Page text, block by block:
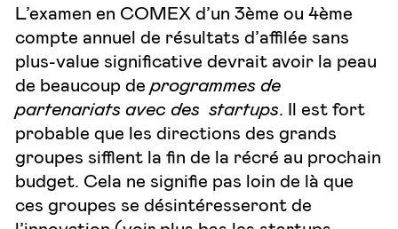
L’examen en COMEX d’un 3ème ou 4ème
compte annuel de résultats d’affilée sans
plus-value significative devrait avoir la peau
de beaucoup de programmes de
partenariats avec des startups. Il est fort
probable que les directions des grands
groupes sifflent la fin de la récré au prochain
budget. Cela ne signifie pas loin de là que
ces groupes se désintéresseront de